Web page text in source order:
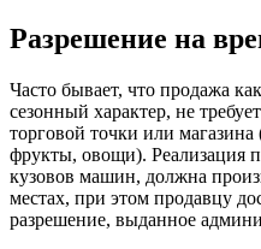
Разрешение на
Часто бывает, что продажа
сезонный характер, не
торговой точки или
фрукты, овощи). Реализация
кузовов машин, должна
местах, при этом продавцу
разрешение, выданное